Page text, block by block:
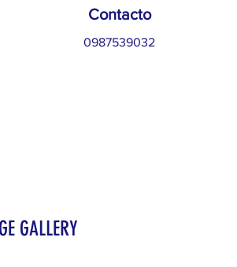
Contacto
0987539032
GALLERY